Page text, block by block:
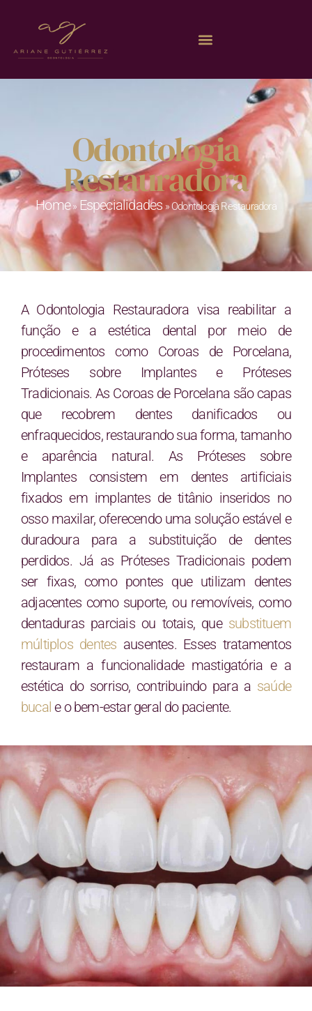
Odontologia
Restauradora
Home» Especialidades »Odontologia Restauradora
A Odontologia Restauradora visa reabilitar a
função e a estética dental por meio de
procedimentos como Coroas de Porcelana,
Próteses sobre Implantes e Próteses
Tradicionais. As Coroas de Porcelana são capas
que recobrem dentes danificados ou
enfraquecidos, restaurando sua forma, tamanho
e aparência natural. As Próteses sobre
Implantes consistem em dentes artificiais
fixados em implantes de titânio inseridos no
osso maxilar, oferecendo uma solução estável e
duradoura para a substituição de dentes
perdidos. Já as Próteses Tradicionais podem
ser fixas, como pontes que utilizam dentes
adjacentes como suporte, ou removíveis, como
dentaduras parciais ou totais, que substituem
múltiplos dentes ausentes. Esses tratamentos
restauram a funcionalidade mastigatória e a
estética do sorriso, contribuindo para a saúde
bucal e o bem-estar geral do paciente.